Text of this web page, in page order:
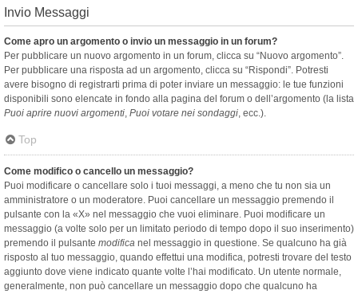
Invio Messaggi
Come apro un argomento o invio un messaggio in un forum?
Per pubblicare un nuovo argomento in un forum, clicca su “Nuovo argomento”.
Per pubblicare una risposta ad un argomento, clicca su “Rispondi”. Potresti
avere bisogno di registrarti prima di poter inviare un messaggio: le tue funzioni
disponibili sono elencate in fondo alla pagina del forum o dell’argomento (la lista
Puoi aprire nuovi argomenti, Puoi votare nei sondaggi, ecc.).
Top
Come modifico o cancello un messaggio?
Puoi modificare o cancellare solo i tuoi messaggi, a meno che tu non sia un
amministratore o un moderatore. Puoi cancellare un messaggio premendo il
pulsante con la «X» nel messaggio che vuoi eliminare. Puoi modificare un
messaggio (a volte solo per un limitato periodo di tempo dopo il suo inserimento)
premendo il pulsante modifica nel messaggio in questione. Se qualcuno ha già
risposto al tuo messaggio, quando effettui una modifica, potresti trovare del testo
aggiunto dove viene indicato quante volte l’hai modificato. Un utente normale,
generalmente, non può cancellare un messaggio dopo che qualcuno ha